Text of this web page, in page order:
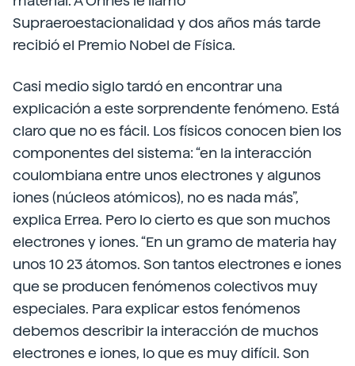
Supraeroestacionalidad y dos años más tarde
recibió el Premio Nobel de Física.
Casi medio siglo tardó en encontrar una
explicación a este sorprendente fenómeno. Está
claro que no es fácil. Los físicos conocen bien los
componentes del sistema: “en la interacción
coulombiana entre unos electrones y algunos
iones (núcleos atómicos), no es nada más”,
explica Errea. Pero lo cierto es que son muchos
electrones y iones. “En un gramo de materia hay
unos 10 23 átomos. Son tantos electrones e iones
que se producen fenómenos colectivos muy
especiales. Para explicar estos fenómenos
debemos describir la interacción de muchos
electrones e iones, lo que es muy difícil. Son